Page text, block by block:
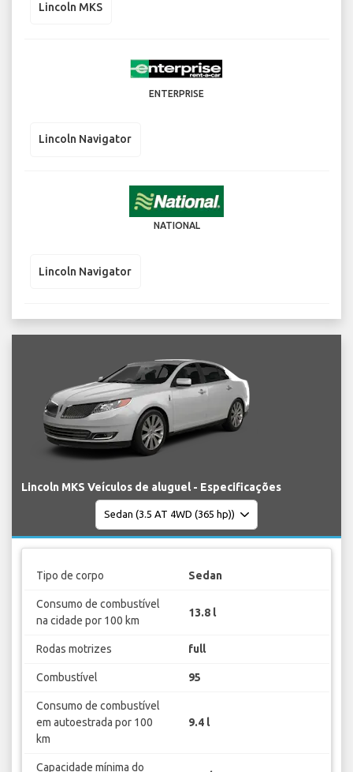
Lincoln MKS
ENTERPRISE
Lincoln Navigator
NATIONAL
Lincoln Navigator
Lincoln MKS Veículos de aluguel - Especificações
Tipo de corpo Sedan
Consumo de combustível
na cidade por 100 km
13.8 l
Rodas motrizes full
Combustível 95
Consumo de combustível
em autoestrada por 100
km
9.4 l
Capacidade mínima do